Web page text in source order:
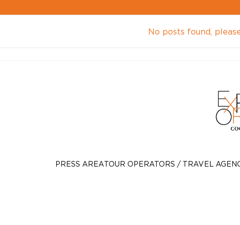
No posts found,
PRESS AREATOUR OPERATORS / TRAVEL